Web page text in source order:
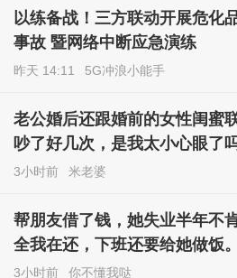
以练备战！三方联动开展危化
事故 暨网络中断应急演练
昨天 14:11 5G冲浪小能手
老公婚后还跟婚前的女性闺蜜
吵了好几次，是我太小心眼了
3小时前 米老婆
帮朋友借了钱，她失业半年不
全我在还，下班还要给她做饭
3小时前 你不懂我哒